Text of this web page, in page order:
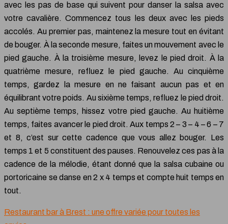
avec les pas de base qui suivent pour danser la salsa avec
votre cavalière. Commencez tous les deux avec les pieds
accolés. Au premier pas, maintenez la mesure tout en évitant
de bouger. À la seconde mesure, faites un mouvement avec le
pied gauche. À la troisième mesure, levez le pied droit. À la
quatrième mesure, refluez le pied gauche. Au cinquième
temps, gardez la mesure en ne faisant aucun pas et en
équilibrant votre poids. Au sixième temps, refluez le pied droit.
Au septième temps, hissez votre pied gauche. Au huitième
temps, faites avancer le pied droit. Aux temps 2 – 3 – 4 – 6 – 7
et 8, c’est sur cette cadence que vous allez bouger. Les
temps 1 et 5 constituent des pauses. Renouvelez ces pas à la
cadence de la mélodie, étant donné que la salsa cubaine ou
portoricaine se danse en 2 x 4 temps et compte huit temps en
tout.
Restaurant bar à Brest : une offre variée pour toutes les